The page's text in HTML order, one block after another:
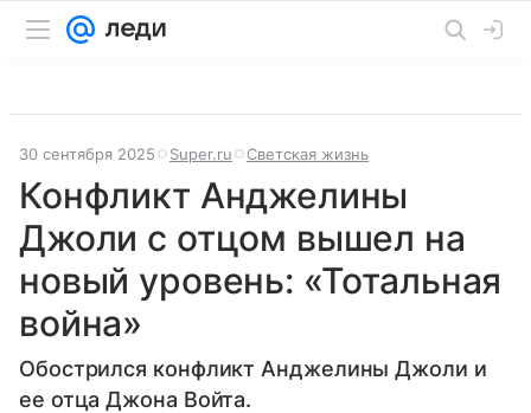
30 сентября 2025 Super.ru Светская жизнь
Конфликт Анджелины
Джоли с отцом вышел на
новый уровень: «Тотальная
война»
Обострился конфликт Анджелины Джоли и
ее отца Джона Войта.